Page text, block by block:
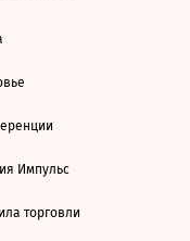
Импульс
торговли